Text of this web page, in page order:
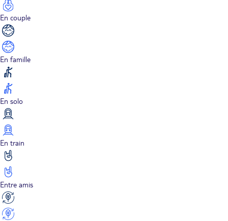
En couple
En famille
En solo
En train
Entre amis